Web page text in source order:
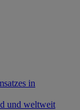
in
und weltweit